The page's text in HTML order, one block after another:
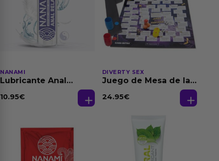
NANAMI
Lubricante Anal
Dilatación Base Agua
10.95€
DIVERTY SEX
Juego de Mesa de las
24.95€